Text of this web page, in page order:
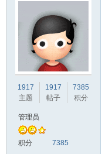
1917
主题
1917
帖子
7385
积分
管理员
积分 7385